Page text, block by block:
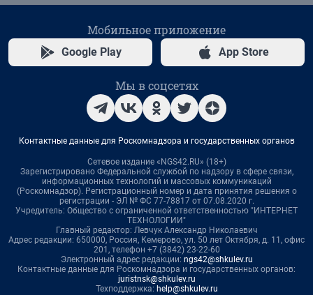
Мобильное приложение
Google Play App Store
Мы в соцсетях
Контактные данные для Роскомнадзора и государственных органов
Сетевое издание «NGS42.RU» (18+)
Зарегистрировано Федеральной службой по надзору в сфере связи,
информационных технологий и массовых коммуникаций
(Роскомнадзор). Регистрационный номер и дата принятия решения о
регистрации - ЭЛ № ФС 77-78817 от 07.08.2020 г.
Учредитель: Общество с ограниченной ответственностью "ИНТЕРНЕТ
ТЕХНОЛОГИИ"
Главный редактор: Левчук Александр Николаевич
Адрес редакции: 650000, Россия, Кемерово, ул. 50 лет Октября, д. 11, офис
201, телефон +7 (3842) 23-22-60
Электронный адрес редакции: ngs42@shkulev.ru
Контактные данные для Роскомнадзора и государственных органов:
juristnsk@shkulev.ru
Техподдержка: help@shkulev.ru